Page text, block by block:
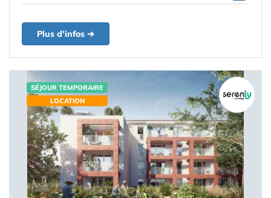
Plus d'infos ➔
SÉJOUR TEMPORAIRE
LOCATION